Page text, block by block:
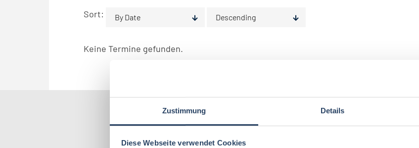
Zustimmung Details
Diese Webseite verwendet Cookies
Sort: By Date Descending
Keine Termine gefunden.
Nach Kategorien Nach Fachrichtung Nach Funktion